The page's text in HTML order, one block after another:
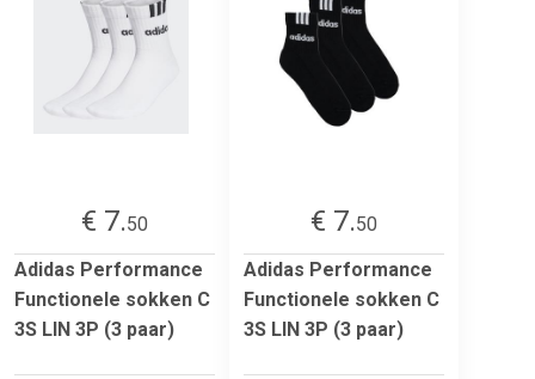
€ 7.50
Adidas Performance
Functionele sokken C
3S LIN 3P (3 paar)
€ 7.50
Adidas Performance
Functionele sokken C
3S LIN 3P (3 paar)